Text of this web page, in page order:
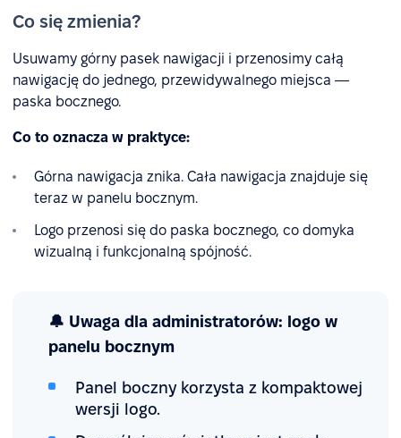
Co się zmienia?
Usuwamy górny pasek nawigacji i przenosimy całą
nawigację do jednego, przewidywalnego miejsca —
paska bocznego.
Co to oznacza w praktyce:
Górna nawigacja znika. Cała nawigacja znajduje się
teraz w panelu bocznym.
Logo przenosi się do paska bocznego, co domyka
wizualną i funkcjonalną spójność.
🔔 Uwaga dla administratorów: logo w
panelu bocznym
Panel boczny korzysta z kompaktowej
wersji logo.